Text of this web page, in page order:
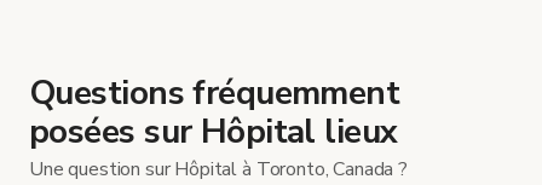
Questions fréquemment
posées sur Hôpital lieux
Une question sur Hôpital à Toronto, Canada ?